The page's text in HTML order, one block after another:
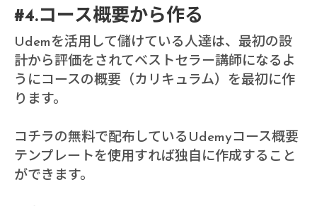
#4.コース概要から作る
Udemを活用して儲けている人達は、最初の設
計から評価をされてベストセラー講師になるよ
うにコースの概要（カリキュラム）を最初に作
ります。
コチラの無料で配布しているUdemyコース概要
テンプレートを使用すれば独自に作成すること
ができます。